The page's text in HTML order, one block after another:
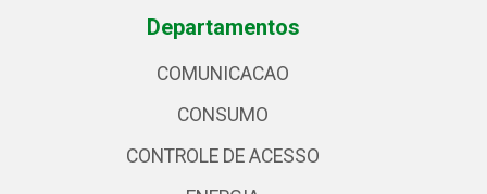
Departamentos
COMUNICACAO
CONSUMO
CONTROLE DE ACESSO